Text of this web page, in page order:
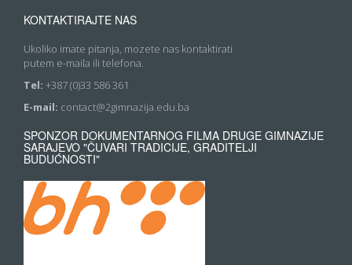
KONTAKTIRAJTE NAS
Ukoliko imate pitanja, mozete nas kontaktirati
putem e-maila ili telefona.
Tel: +387 (0)33 586 361
E-mail: contact@2gimnazija.edu.ba
SPONZOR DOKUMENTARNOG FILMA DRUGE GIMNAZIJE
SARAJEVO "ČUVARI TRADICIJE, GRADITELJI
BUDUĆNOSTI"